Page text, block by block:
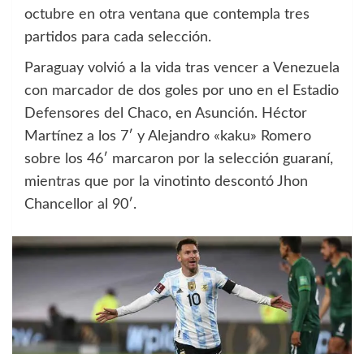
octubre en otra ventana que contempla tres
partidos para cada selección.
Paraguay volvió a la vida tras vencer a Venezuela
con marcador de dos goles por uno en el Estadio
Defensores del Chaco, en Asunción. Héctor
Martínez a los 7′ y Alejandro «kaku» Romero
sobre los 46′ marcaron por la selección guaraní,
mientras que por la vinotinto descontó Jhon
Chancellor al 90′.